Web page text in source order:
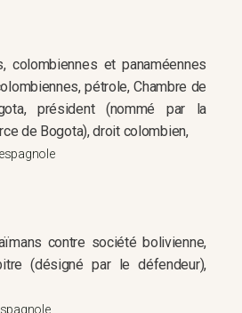
colombiennes et panaméennes
pétrole, Chambre de
président (nommé par la
de Bogota), droit colombien,
contre société bolivienne,
(désigné par le défendeur),